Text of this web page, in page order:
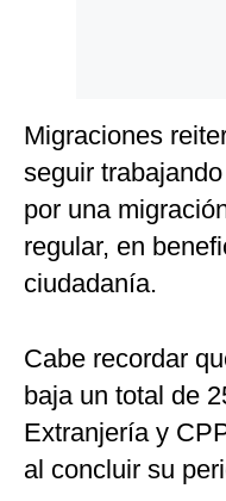
Migraciones
seguir
por una
regular, en
ciudadanía.
Cabe recordar
baja un total de
Extranjería y
al concluir su